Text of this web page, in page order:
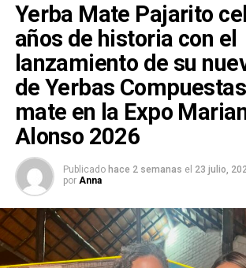
Yerba Mate Pajarito
años de historia con el
lanzamiento de su
de Yerbas
mate en la Expo
Alonso 2026
Publicado hace 2 semanas el 23 julio,
por Anna